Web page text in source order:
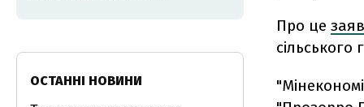
Про це
ОСТАННІ НОВИНИ